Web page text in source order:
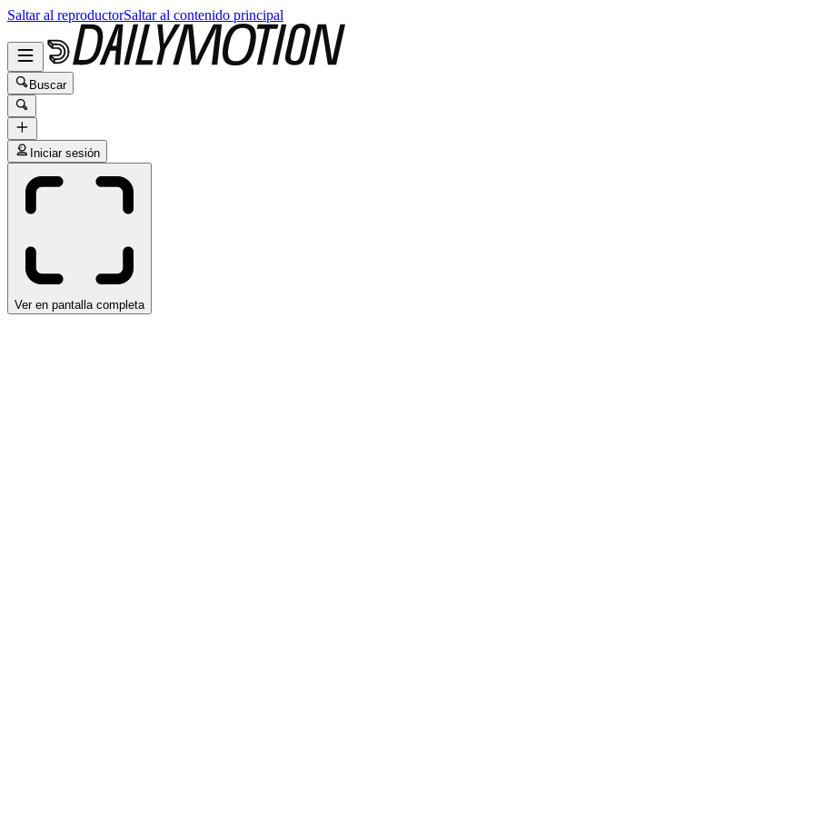
Saltar al reproductorSaltar al contenido principal
Buscar
Iniciar sesión
Ver en pantalla completa